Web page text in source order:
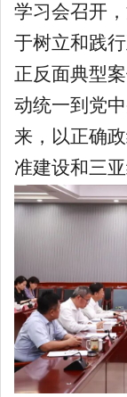
学习会召开
于树立和践
正反面典型
动统一到党
来，以正确
准建设和三